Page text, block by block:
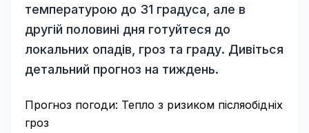
температурою до 31 градуса, але в
другій половині дня готуйтеся до
локальних опадів, гроз та граду. Дивіться
детальний прогноз на тиждень.
Прогноз погоди: Тепло з ризиком післяобідніх
гроз